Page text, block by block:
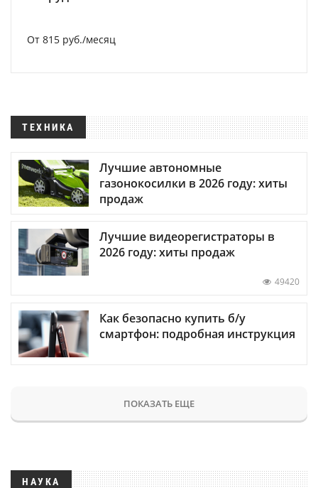
От 815 руб./месяц
ТЕХНИКА
Лучшие автономные
газонокосилки в 2026 году: хиты
продаж
Лучшие видеорегистраторы в
2026 году: хиты продаж
49420
Как безопасно купить б/у
смартфон: подробная инструкция
ПОКАЗАТЬ ЕЩЕ
НАУКА